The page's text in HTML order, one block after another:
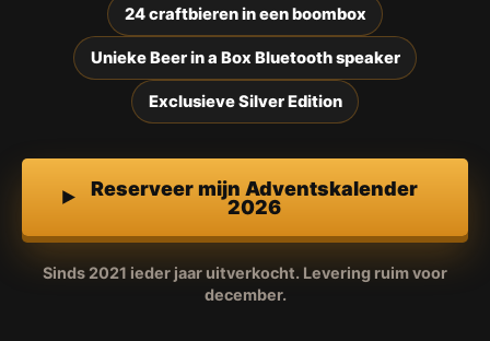
24 craftbieren in een boombox
Unieke Beer in a Box Bluetooth speaker
Exclusieve Silver Edition
Reserveer mijn Adventskalender
2026
Sinds 2021 ieder jaar uitverkocht. Levering ruim voor
december.